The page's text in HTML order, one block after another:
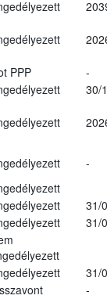
PPP
-
30/
-
31/
31/
31/
-